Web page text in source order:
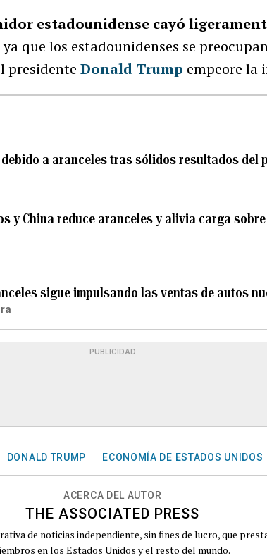
estadounidense cayó
ya que los estadounidenses se
presidenteDonald Trump empeore la
a aranceles tras sólidos resultados del
y China reduce aranceles y alivia carga
sigue impulsando las ventas de autos
PUBLICIDAD
DONALD TRUMP ECONOMÍA DE ESTADOS UNIDOS
ACERCA DEL AUTOR
THE ASSOCIATED PRESS
de noticias independiente, sin fines de lucro, que
en los Estados Unidos y el resto del mundo.